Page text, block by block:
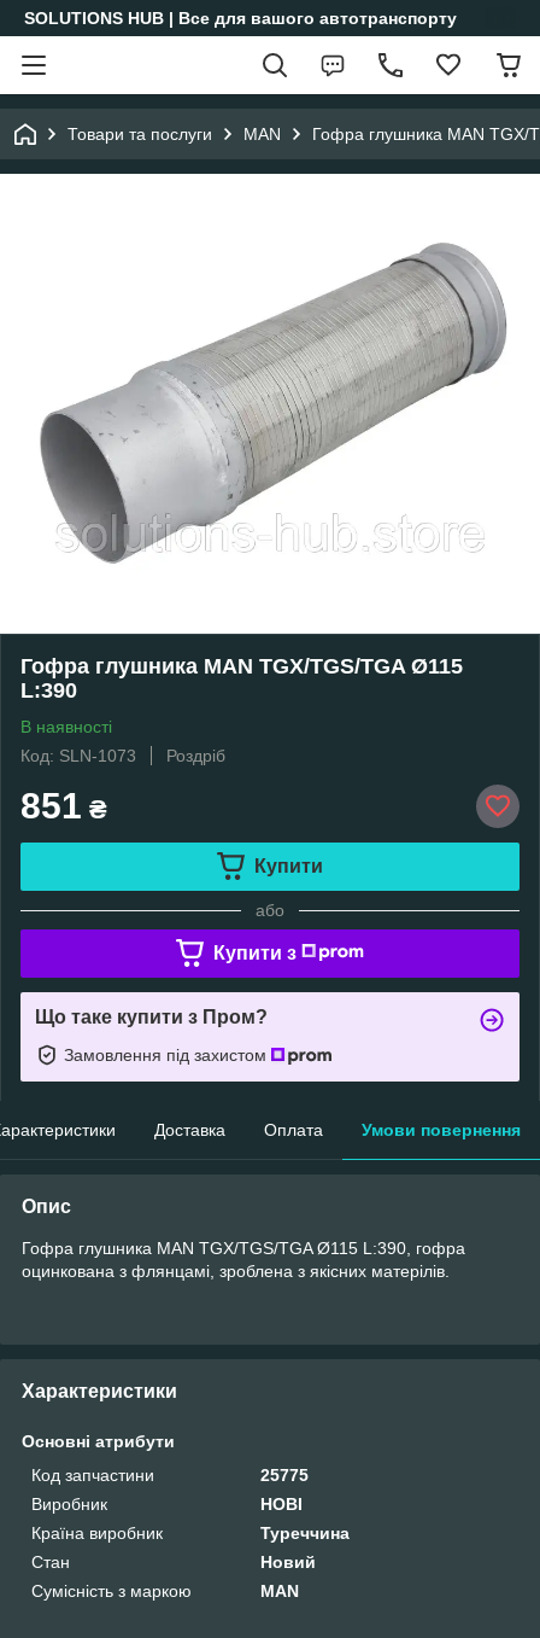
SOLUTIONS HUB | Все для вашого автотранспорту
Товари та послуги MAN Гофра глушника MAN TGX/
Гофра глушника MAN TGX/TGS/TGA Ø115
L:390
В наявності
Код: SLN-1073
Роздріб
851 ₴
Купити
або
Купити з
Що таке купити з Пром?
Замовлення під захистом
Доставка Оплата Умови повернення
Опис
Гофра глушника MAN TGX/TGS/TGA Ø115 L:390, гофра
оцинкована з флянцамі, зроблена з якісних матерілів.
Характеристики
Основні атрибути
Код запчастини
25775
Виробник
HOBI
Країна виробник
Туреччина
Стан
Новий
Сумісність з маркою
MAN